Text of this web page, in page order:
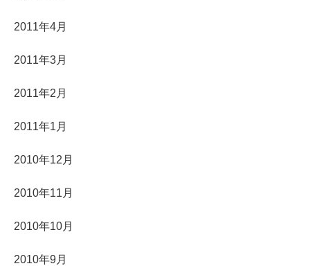
2011年4月
2011年3月
2011年2月
2011年1月
2010年12月
2010年11月
2010年10月
2010年9月